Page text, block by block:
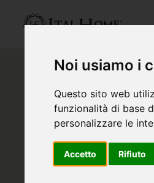
Noi usiamo i
Questo sito web
funzionalità di base
personalizzare le
Accetto Rifiuto